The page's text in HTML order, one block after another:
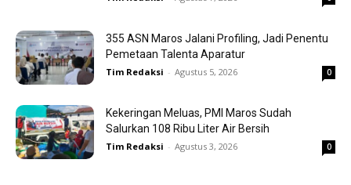
355 ASN Maros Jalani Profiling, Jadi Penentu
Pemetaan Talenta Aparatur
Tim Redaksi - Agustus 5, 2026 0
Kekeringan Meluas, PMI Maros Sudah
Salurkan 108 Ribu Liter Air Bersih
Tim Redaksi - Agustus 3, 2026 0